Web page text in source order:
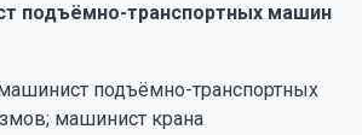
подъёмно-транспортных машин
подъёмно-транспортных
машинист крана